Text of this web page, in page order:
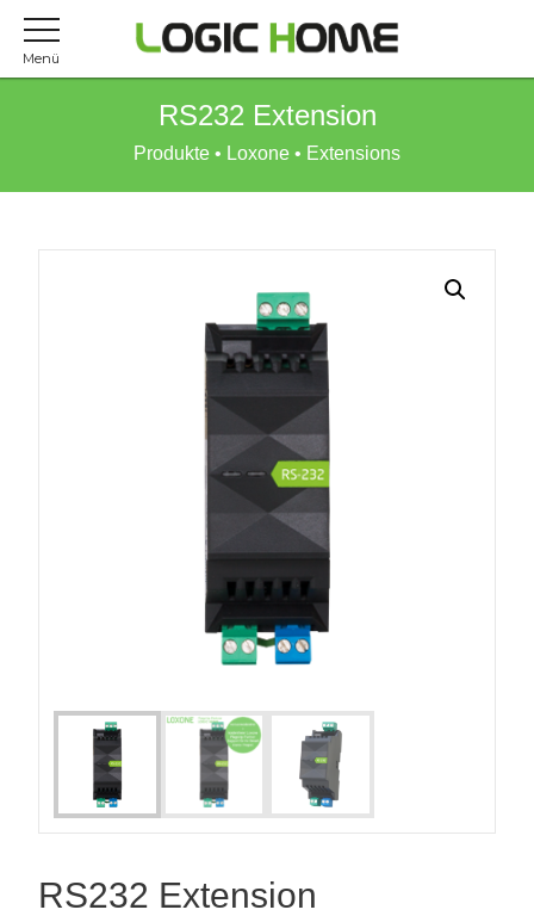
RS232 Extension
Produkte • Loxone • Extensions
RS232 Extension
Menü